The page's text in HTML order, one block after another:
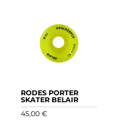
RODES PORTER
SKATER BELAIR
45,00€